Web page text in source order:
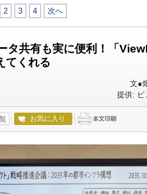
2 3 4 次へ
タ共有も実に便利！「
てくれる
文●
提供: ビ
お気に入り